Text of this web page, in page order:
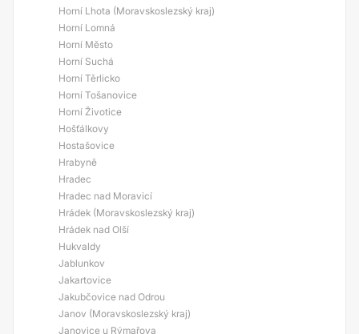
Horní Lhota (Moravskoslezský kraj)
Horní Lomná
Horní Město
Horní Suchá
Horní Těrlicko
Horní Tošanovice
Horní Životice
Hošťálkovy
Hostašovice
Hrabyně
Hradec
Hradec nad Moravicí
Hrádek (Moravskoslezský kraj)
Hrádek nad Olší
Hukvaldy
Jablunkov
Jakartovice
Jakubčovice nad Odrou
Janov (Moravskoslezský kraj)
Janovice u Rýmařova